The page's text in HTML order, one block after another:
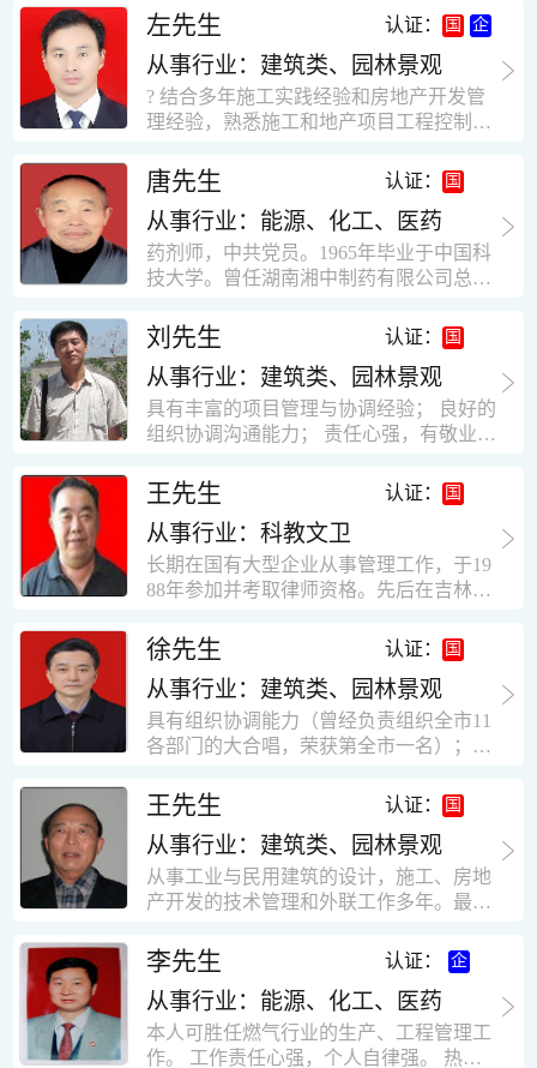
工作学习认真踏实，能够吃苦耐劳，责任
心强。 性格外向、开朗，有良好的人
际关系和一定的组织能力。做事认真负
责、积极肯干。我有信心在今后的工作岗
位上发挥自己的才能!积极的人生观，在我
的字典中没有“放弃”，始终坚信只要努力
快掌握一种新事物的能力。我的格言：也
许我不是最好的，但我会做得更好。知识
面广泛，头脑灵活，思维开阔敏捷，极富
创新精神。
计，工程经济技术分析，能适应建筑行业
各种岗位，组织协调能力强，技术全面，
适用工地管理． 本人1978年高中毕业，同
年参加工作，至今已在建筑行业工作了30
年。从1978年进入本县建筑公司学徒开始
目经理、专业监理工程师等职。 管理过许
多各种结构的工业及民用建筑。1984年至
1986年就职于新疆乌鲁木齐铁路局劳动服
务公司建筑三工区任技术员。参于管理的
项目有：职工居乐部游艺楼，4000平方，
砖混结构。职工电教楼，8000平方，框架
方。1987至1981988年爱聘于郑州市荥阳
第二建筑公司，任郑州市天然气公司基地
建设项目施工员。该项目有15层办公楼及
裙楼一栋8000平方。框架结构。住宅楼4
栋16000平方，6层砖混结构。1989年至19
术负责人，该项目为水泥生产线，该项目
有圆形连体熟料仓12，每个直径9米高41
米，砖混结构，皮带运输走廊一个，框架
结构长185米，高5.2米的框架结构。1991
年调入新乡市新营建筑公司历任：七里三
营乡刘庄火力发电厂项目经理，该项目有
平方装配式工业厂房，焦作市林果住宅小
区项目经理，该项目有住宅楼9栋6层砖混
结构，总建筑面积36000平方米。2004年
限公司专业监理工程师，广东重工监理有
限公司任专业监理工程师，监督的工程
有：广东东莞市花润雪花啤酒厂二期扩建
工程，该工程有钢结构工业厂房2栋，每
栋9000平方米。东莞市新世纪花苑，该工
场；一栋17层。2栋总面积32000平方米，
框架结构。南奥园金州商业步行街等工
程。30年的工作经验积累，使自己能适应
建筑行业的多种工作岗位。
左先生 认证：
从事行业：建筑类、园林景观
? 结合多年施工实践经验和房地产开发管
理经验，熟悉施工和地产项目工程控制要
意识，丰富的经营理念和管理手段，能独
立处理各种工程技术问题；具有较强的沟
通协调能力和组织管理能力； ? 近十多年
的房地产方面工作经验，现任职江苏雨润
农产品集团南昌公司副总经理兼工程总工
识，能够合理高效的做好企业内部管理和
人员结构调整；具有大型工程及房地产公
司管理经验，以及公关的能力和商务谈判
能力。 ? 自认为是个有良好职业道德、有
责任心、有敬业精神，能承受巨大工作压
力的职业经理人！……
唐先生 认证：
从事行业：能源、化工、医药
药剂师，中共党员。1965年毕业于中国科
技大学。曾任湖南湘中制药有限公司总工
员、理事。高级工程师，执业药师，中国
药学会高级会员。享受国务院津贴专家。
丙戊酸镁缓释片及其制备工艺国家发明专
利人。
刘先生 认证：
从事行业：建筑类、园林景观
具有丰富的项目管理与协调经验； 良好的
组织协调沟通能力； 责任心强，有敬业创
闭路电视监控系统、防盗报警系统、门禁
一卡通系统、停车场管理系统、巡更系
统、远程抄表系统等相关系统主流产品，
有较强的售前技术支持能力，并具有较丰
富的设备调试经验； 能独立完成系统集成
建与扩充经验，并具备教育训练能力；
王先生 认证：
从事行业：科教文卫
长期在国有大型企业从事管理工作，于19
88年参加并考取律师资格。先后在吉林油
辽宁华夏律师事务所和辽宁鑫诺律师事务
所执业。王律师在数十年的执业经历中，
多次与美国、英国、香港、北京、深圳等
地的律师共同办理法律事务。 对民商事的
诉讼和非诉讼的合同纠纷、劳动纠纷、债
对刑事案件、仲裁案件都颇有造诣。尤其
擅长处理涉及公司管理、企业改制，资产
收购重组等法律业务。王律师有多篇学术
论文在省部级会议和刊物上发表。数十年
的执业经历中，王律师经办了数百起诉讼
和非诉讼案件，取得了较好的经济效益和
律师一贯的工作作风；法律第一和当事人
合法权益第一，忠诚和敬业是王福营律师
的永恒的追求。
徐先生 认证：
从事行业：建筑类、园林景观
具有组织协调能力（曾经负责组织全市11
各部门的大合唱，荣获第全市一名）；知
等领域）；实际工作能力强，且经验丰
富。
王先生 认证：
从事行业：建筑类、园林景观
从事工业与民用建筑的设计，施工、房地
产开发的技术管理和外联工作多年。最大
最高26层。基础理论和专业技术知识功底
深厚，能熟练从事复杂技术工程的设计与
计算工作，有丰富的大中型工程项目的施
工技术经验。知识广博，设计、施工、予
决算、资产评估等都有较深造诣。曾独立
李先生 认证：
从事行业：能源、化工、医药
本人可胜任燃气行业的生产、工程管理工
作。 工作责任心强，个人自律强。 热爱